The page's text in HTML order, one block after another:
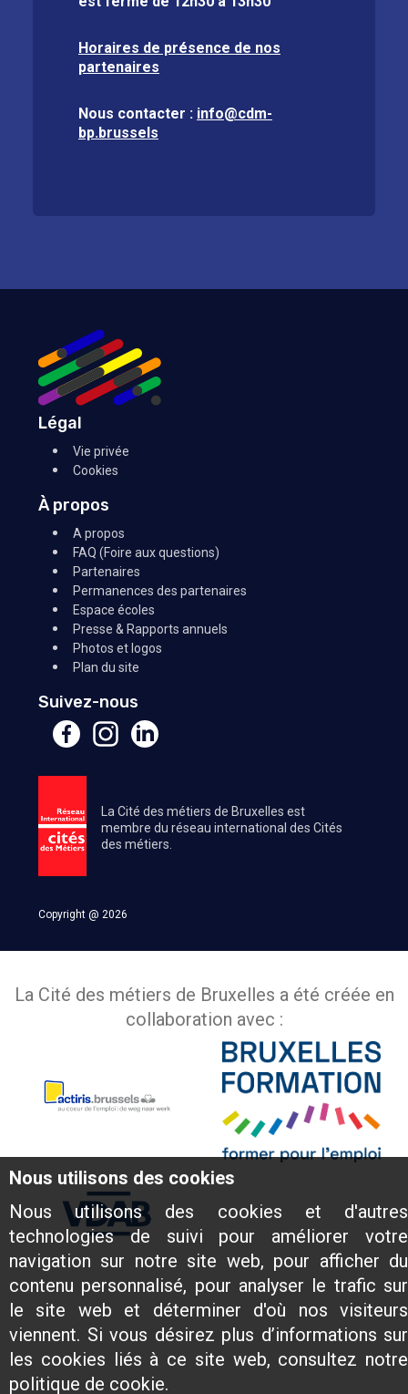
Nous utilisons des cookies
Nous utilisons des cookies et d'autres
technologies de suivi pour améliorer votre
navigation sur notre site web, pour afficher du
contenu personnalisé, pour analyser le trafic sur
le site web et déterminer d'où nos visiteurs
viennent. Si vous désirez plus d’informations sur
les cookies liés à ce site web, consultez notre
politique de cookie.
Horaires de présence de nos
partenaires
Nous contacter : info@cdm-
bp.brussels
Légal
Vie privée
Cookies
À propos
A propos
FAQ (Foire aux questions)
Partenaires
Permanences des partenaires
Espace écoles
Presse & Rapports annuels
Photos et logos
Plan du site
Suivez-nous
La Cité des métiers de Bruxelles est
membre du réseau international des Cités
des métiers.
Copyright @ 2026
La Cité des métiers de Bruxelles a été créée en
collaboration avec :